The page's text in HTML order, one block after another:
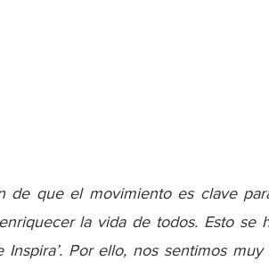
de que el movimiento es clave
la vida de todos. Esto se
Por ello, nos sentimos